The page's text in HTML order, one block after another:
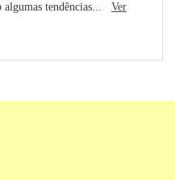
tendências... Ver